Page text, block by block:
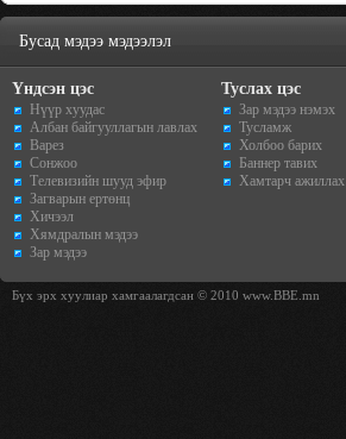
Бусад мэдээ мэдээлэл
Үндсэн цэс
Нүүр хуудас
Албан байгууллагын лавлах
Варез
Сонжоо
Телевизийн шууд эфир
Загварын ертөнц
Хичээл
Хямдралын мэдээ
Зар мэдээ
Туслах цэс
Зар мэдээ нэмэх
Тусламж
Холбоо барих
Баннер тавих
Хамтарч ажиллах
Бүх эрх хуулиар хамгаалагдсан © 2010 www.BBE.mn